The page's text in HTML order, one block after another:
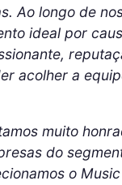
Ao longo de
ideal por
acolher a
muito
do
o